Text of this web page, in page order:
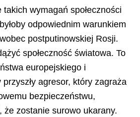
takich wymagań społeczności
odpowiednim warunkiem
postputinowskiej Rosji.
społeczność światowa. To
europejskiego i
agresor, który zagraża
bezpieczeństwu,
że zostanie surowo ukarany.